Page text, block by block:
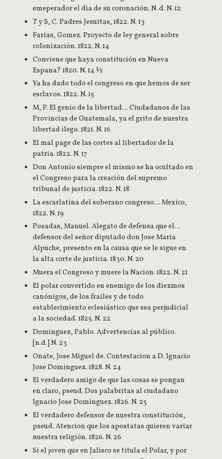
emeperador el dia de su coronación. N. d. N. 12
T y S, C. Padres Jesuitas, 1822. N. 13
Farias, Gomez. Proyecto de ley general sobre
colonización. 1822. N. 14
Conviene que haya constitución en Nueva
Espana? 1820. N. 14 ½
Ya ha dado todo el congreso en que hemos de ser
esclavos. 1822. N. 15
M, P. El genio de la libertad… Ciudadanos de las
Provincias de Guatemala, ya el grito de nuestra
libertad ilego. 1821. N. 16
El mal page de las cortes al libertador de la
patria. 1822. N. 17
Don Antonio siempre el mismo se ha ocultado en
el Congreso para la creación del supremo
tribunal de justicia. 1822. N. 18
La escarlatina del soberano congreso… Mexico,
1822. N. 19
Posadas, Manuel. Alegato de defensa que el…
defensor del señor diputado don Jose Maria
Alpuche, presento en la causa que se le sigue en
la alta corte de justicia. 1830. N. 20
Muera el Congreso y muere la Nacion. 1822. N. 21
El polar convertido en enemigo de los diezmos
canónigos, de los frailes y de todo
establecimiento eclesiástico que sea perjudicial
a la sociedad. 1825. N. 22
Dominguez, Pablo. Advertencias al público.
[n.d.] N. 23
Onate, Jose Miguel de. Contestacion a D. Ignacio
Jose Dominguez. 1828. N. 24
El verdadero amigo de que las cosas se pongan
en claro, pseud. Dos palabritas al ciudadano
Ignacio Jose Dominguez. 1826. N. 25
El verdadero defensor de nuestra constitución,
pseud. Atencion que los apostatas quieren variar
nuestra religión. 1826. N. 26
Si el joven que en Jalisco se titula el Polar, y por